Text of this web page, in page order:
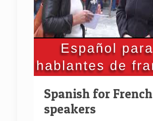
Spanish for French
speakers